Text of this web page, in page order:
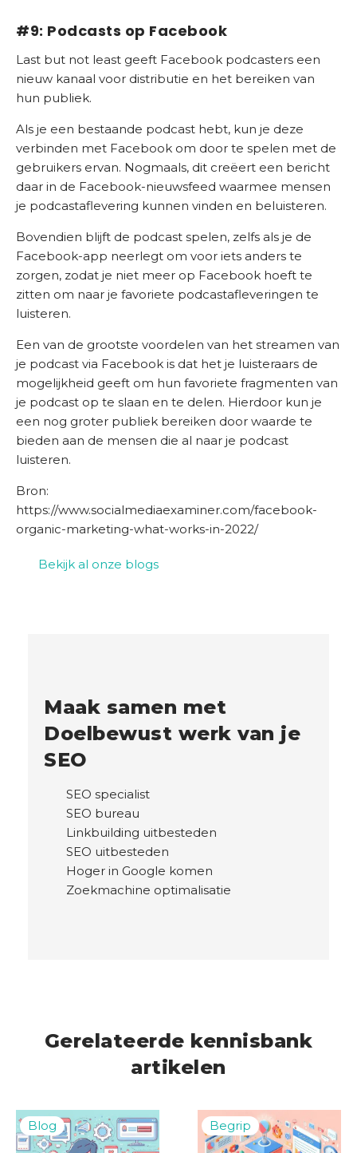
#9: Podcasts op Facebook
Last but not least geeft Facebook podcasters een
nieuw kanaal voor distributie en het bereiken van
hun publiek.
Als je een bestaande podcast hebt, kun je deze
verbinden met Facebook om door te spelen met de
gebruikers ervan. Nogmaals, dit creëert een bericht
daar in de Facebook-nieuwsfeed waarmee mensen
je podcastaflevering kunnen vinden en beluisteren.
Bovendien blijft de podcast spelen, zelfs als je de
Facebook-app neerlegt om voor iets anders te
zorgen, zodat je niet meer op Facebook hoeft te
zitten om naar je favoriete podcastafleveringen te
luisteren.
Een van de grootste voordelen van het streamen van
je podcast via Facebook is dat het je luisteraars de
mogelijkheid geeft om hun favoriete fragmenten van
je podcast op te slaan en te delen. Hierdoor kun je
een nog groter publiek bereiken door waarde te
bieden aan de mensen die al naar je podcast
luisteren.
Bron:
https://www.socialmediaexaminer.com/facebook-
organic-marketing-what-works-in-2022/
Gerelateerde kennisbank
artikelen
Maak samen met
Doelbewust werk van je
SEO
SEO specialist
SEO bureau
Linkbuilding uitbesteden
SEO uitbesteden
Hoger in Google komen
Zoekmachine optimalisatie
Bekijk al onze blogs